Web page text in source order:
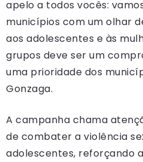
apelo a todos vocês:
municípios com um olhar
aos adolescentes e às
grupos deve ser um
uma prioridade dos
Gonzaga.
A campanha chama
de combater a violência
adolescentes, reforçando